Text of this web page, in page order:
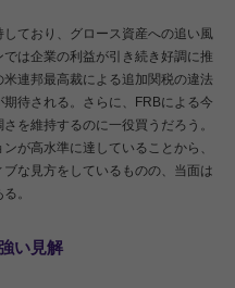
ており、グロース資産への追い風
は企業の利益が引き続き好調に推
連邦最高裁による追加関税の違法
待される。さらに、FRBによる今
を維持するのに一役買うだろう。
が高水準に達していることから、
な見方をしているものの、当面は
。
い見解